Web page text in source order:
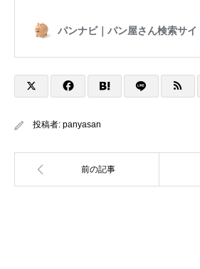
投稿者: panyasan